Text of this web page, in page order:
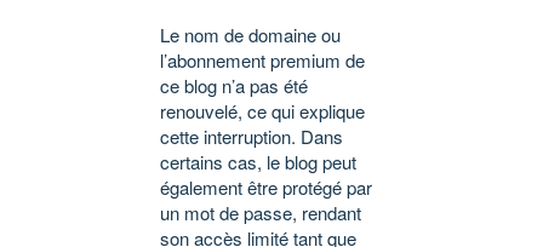
Le nom de domaine ou
l’abonnement premium de
ce blog n’a pas été
renouvelé, ce qui explique
cette interruption. Dans
certains cas, le blog peut
également être protégé par
un mot de passe, rendant
son accès limité tant que